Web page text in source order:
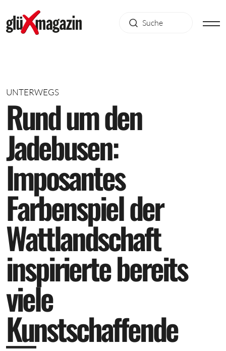
UNTERWEGS
Rundumden
Jadebusen:
Imposantes
Farbenspielder
Wattlandschaft
inspiriertebereits
viele
Kunstschaffende